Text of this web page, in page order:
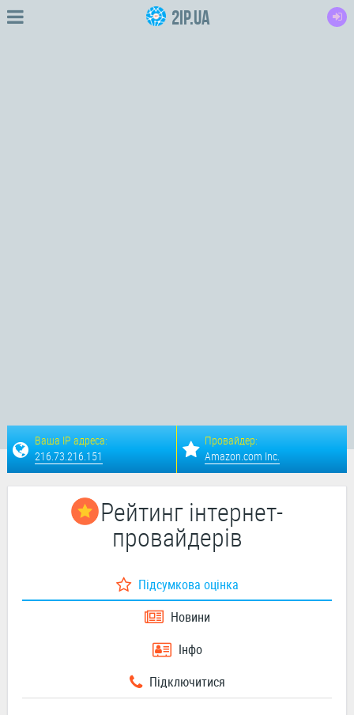
2IP.ua
Ваша IP адреса:
216.73.216.151
Провайдер:
Amazon.com Inc.
Рейтинг інтернет-
провайдерів
Підсумкова оцінка
Новини
Інфо
Підключитися